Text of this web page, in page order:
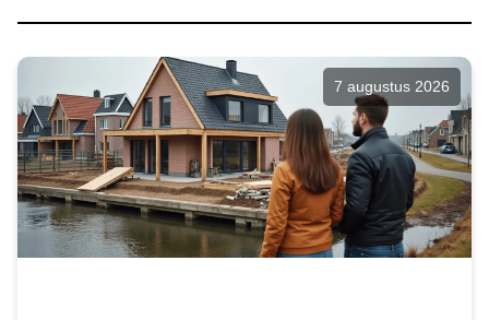
7 augustus 2026